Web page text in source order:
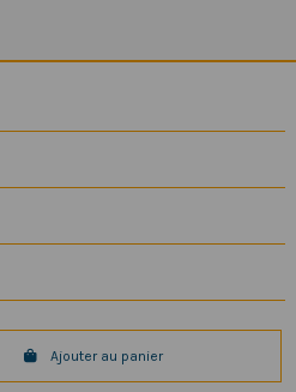
Ajouter au panier
- Tous droits réservés